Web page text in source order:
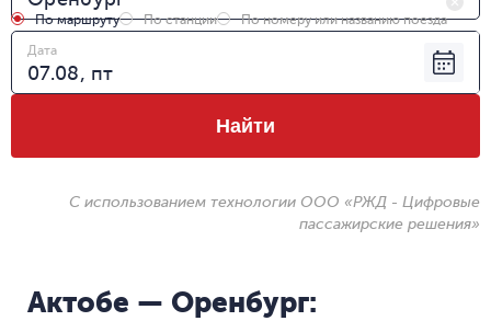
По маршруту По станции
По номеру или названию поезда
Дата
Найти
С использованием технологии ООО «РЖД - Цифровые
пассажирские решения»
Актобе — Оренбург: